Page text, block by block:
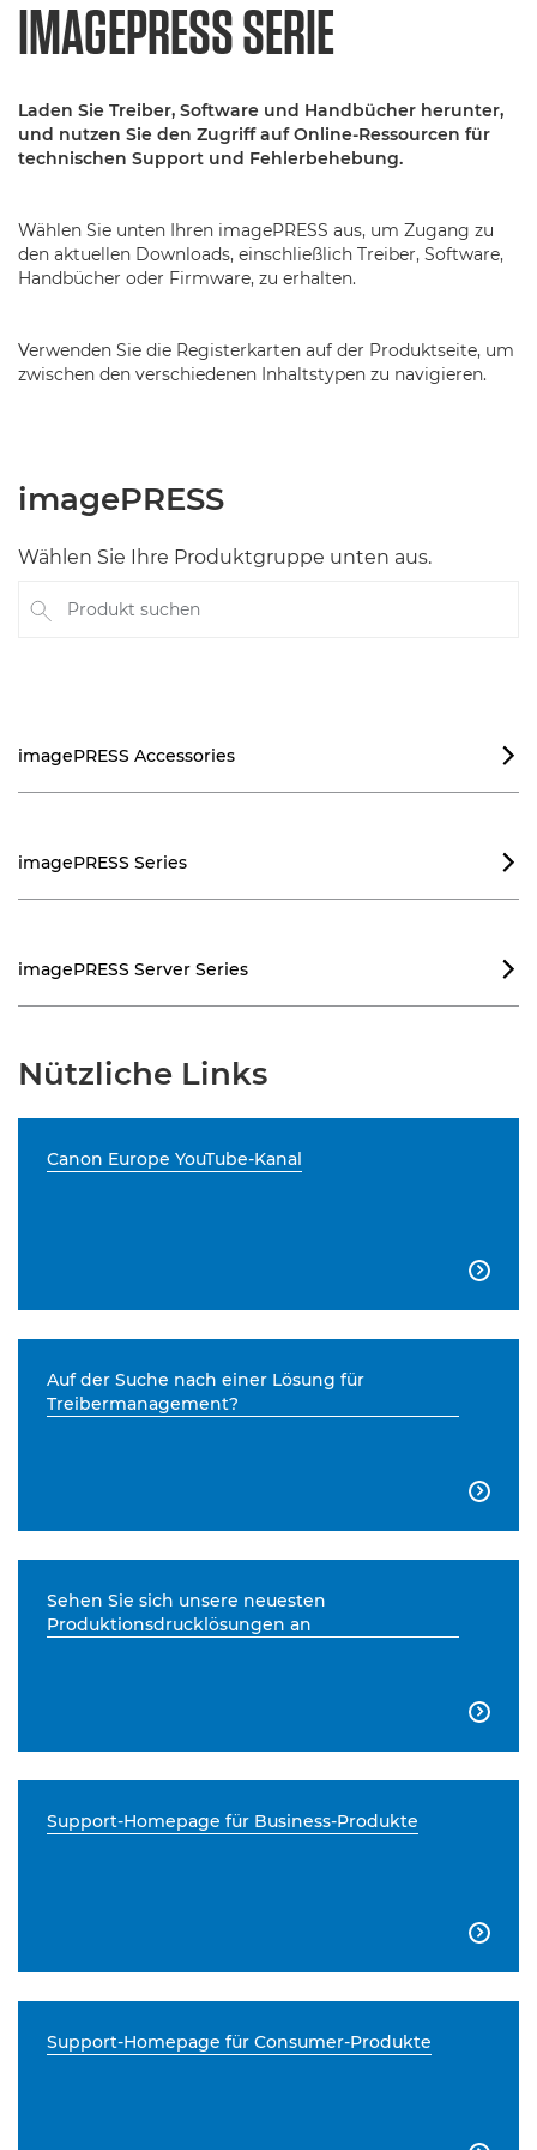
IMAGEPRESS SERIE
Laden Sie Treiber, Software und Handbücher herunter,
und nutzen Sie den Zugriff auf Online-Ressourcen für
technischen Support und Fehlerbehebung.
Wählen Sie unten Ihren imagePRESS aus, um Zugang zu
den aktuellen Downloads, einschließlich Treiber, Software,
Handbücher oder Firmware, zu erhalten.
Verwenden Sie die Registerkarten auf der Produktseite, um
zwischen den verschiedenen Inhaltstypen zu navigieren.
imagePRESS
Wählen Sie Ihre Produktgruppe unten aus.
Produkt suchen
imagePRESS Accessories 
imagePRESS Series 
imagePRESS Server Series 
Nützliche Links
Canon Europe YouTube-Kanal

Auf der Suche nach einer Lösung für
Treibermanagement?

Sehen Sie sich unsere neuesten
Produktionsdrucklösungen an

Support-Homepage für Business-Produkte

Support-Homepage für Consumer-Produkte